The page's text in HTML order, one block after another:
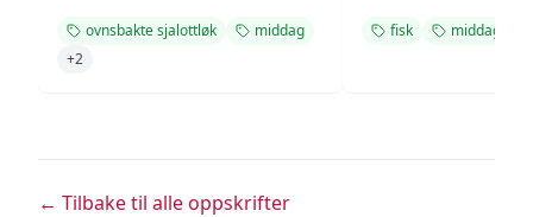
ovnsbakte sjalottløk
middag
+2
fisk middag
← Tilbake til alle oppskrifter